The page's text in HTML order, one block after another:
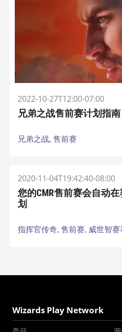
2022-10-27T12:00-07:00
兄弟之战售前赛计划指南
兄弟之战, 售前赛
2020-11-04T19:42:40-08:00
您的CMR售前赛会自动
划
指挥官传奇, 售前赛, 威世智
Wizards Play Network